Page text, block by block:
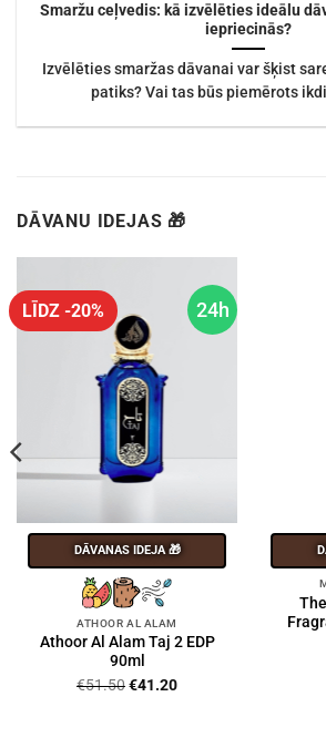
Smaržu ceļvedis: kā izvēlēties ideālu
iepriecinās?
Izvēlēties smaržas dāvanai var šķist
patiks? Vai tas būs piemērots
DĀVANU IDEJAS 🎁
24h
LĪDZ -20%
DĀVANAS IDEJA 🎁
ATHOOR AL ALAM
Athoor Al Alam Taj 2 EDP
90ml
€51.50Original
€41.20Current